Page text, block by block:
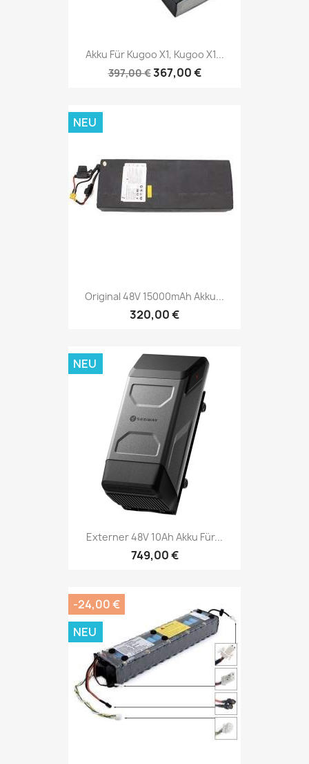
Akku Für Kugoo X1, Kugoo X1...
397,00 €367,00 €
Original 48V 15000mAh Akku...
320,00 €
NEU
Externer 48V 10Ah Akku Für...
749,00 €
NEU
-24,00 €
NEU